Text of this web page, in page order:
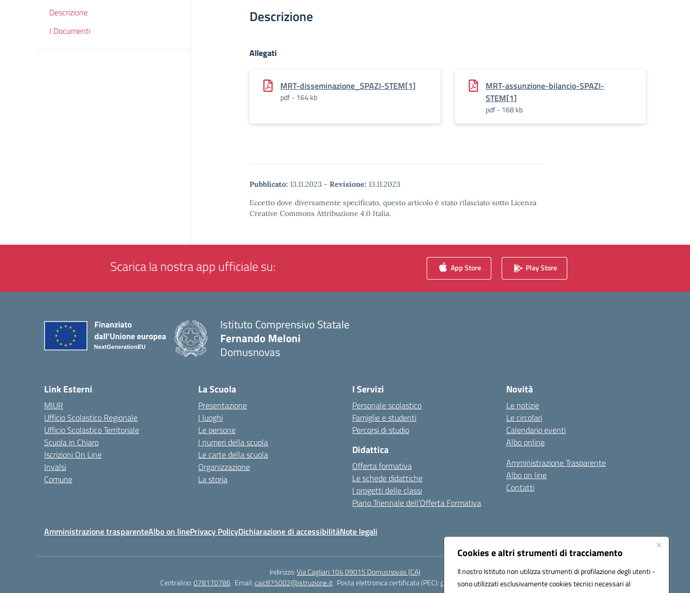
Cookies e altri strumenti di tracciamento
Il nostro Istituto non utilizza strumenti di profilazione degli utenti -
sono utilizzati esclusivamente cookies tecnici necessari al
Descrizione
I Documenti
Descrizione
Allegati
MRT-disseminazione_SPAZI-STEM[1]
pdf - 164 kb
MRT-assunzione-bilancio-SPAZI-
STEM[1]
pdf - 168 kb
Pubblicato: 13.11.2023 - Revisione: 13.11.2023
Eccetto dove diversamente specificato, questo articolo è stato rilasciato sotto Licenza
Creative Commons Attribuzione 4.0 Italia.
Scarica la nostra app ufficiale su: App Store Play Store
Istituto Comprensivo Statale
Fernando Meloni
Domusnovas
Link Esterni
MIUR
Ufficio Scolastico Regionale
Ufficio Scolastico Territoriale
Scuola in Chiaro
Iscrizioni On Line
Invalsi
Comune
La Scuola
Presentazione
I luoghi
Le persone
I numeri della scuola
Le carte della scuola
Organizzazione
La storia
I Servizi
Personale scolastico
Famiglie e studenti
Percorsi di studio
Didattica
Offerta formativa
Le schede didattiche
I progetti delle classi
Piano Triennale dell’Offerta Formativa
Novità
Le notizie
Le circolari
Calendario eventi
Albo online
Amministrazione Trasparente
Albo on line
Contatti
Amministrazione trasparenteAlbo on linePrivacy PolicyDichiarazione di accessibilitàNote legali
Indirizzo:Via Cagliari 104 09015 Domusnovas (CA)
Centralino:078170786 Email:caic875002@istruzione.it Posta elettronica certificata (PEC):caic875002@pec.istruzione.it